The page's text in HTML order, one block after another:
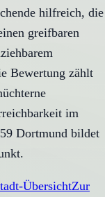
hilfreich, die
greifbaren
Bewertung zählt
im
Dortmund bildet
ÜbersichtZur